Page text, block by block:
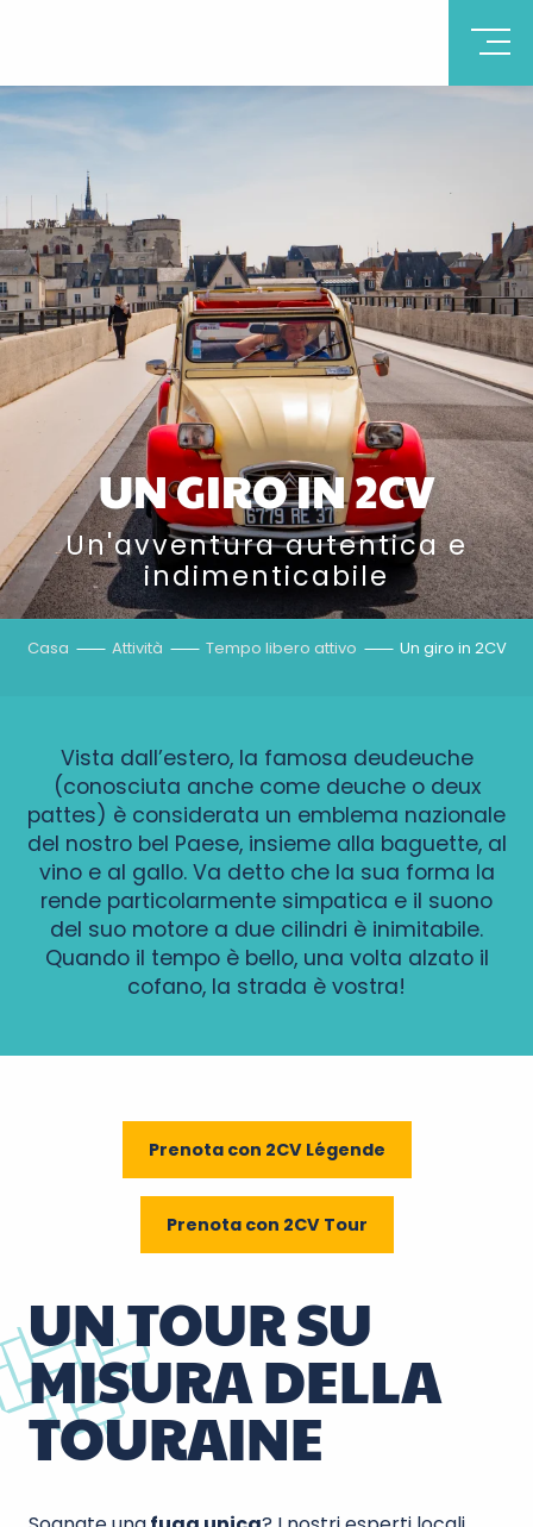
UN GIRO IN 2CV
Un'avventura autentica e
indimenticabile
Casa Attività Tempo libero attivo Un giro in 2CV
Vista dall’estero, la famosa deudeuche
(conosciuta anche come deuche o deux
pattes) è considerata un emblema nazionale
del nostro bel Paese, insieme alla baguette, al
vino e al gallo. Va detto che la sua forma la
rende particolarmente simpatica e il suono
del suo motore a due cilindri è inimitabile.
Quando il tempo è bello, una volta alzato il
cofano, la strada è vostra!
UN TOUR SU
MISURA DELLA
TOURAINE
Dierre
Prenota con 2CV Légende
Prenota con 2CV Tour